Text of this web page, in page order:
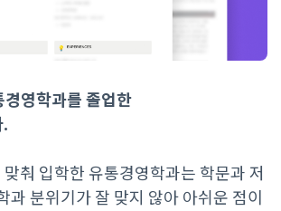
경영학과를 졸업한
.
춰 입학한 유통경영학과는 학문과 저
과 분위기가 잘 맞지 않아 아쉬운 점이